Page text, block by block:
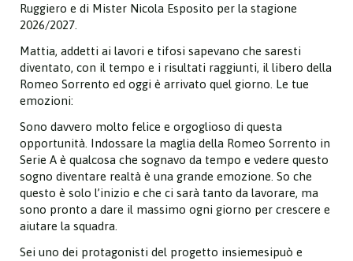
Ruggiero e di Mister Nicola Esposito per la stagione
2026/2027.
Mattia, addetti ai lavori e tifosi sapevano che saresti
diventato, con il tempo e i risultati raggiunti, il libero della
Romeo Sorrento ed oggi è arrivato quel giorno. Le tue
emozioni:
Sono davvero molto felice e orgoglioso di questa
opportunità. Indossare la maglia della Romeo Sorrento in
Serie A è qualcosa che sognavo da tempo e vedere questo
sogno diventare realtà è una grande emozione. So che
questo è solo l’inizio e che ci sarà tanto da lavorare, ma
sono pronto a dare il massimo ogni giorno per crescere e
aiutare la squadra.
Sei uno dei protagonisti del progetto insiemesipuò e